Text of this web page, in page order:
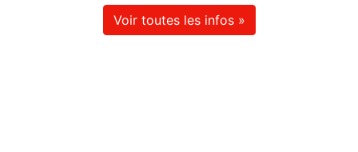
Voir toutes les infos »